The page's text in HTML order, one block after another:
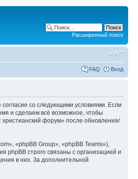
Расширенный поиск
FAQ Вход
со следующими условиями. Если
и сделаем всё возможное, чтобы
форум» после обновления/
«phpBB Group», «phpBB Teams»),
phpBB строго связаны с организацией и
в них. За дополнительной